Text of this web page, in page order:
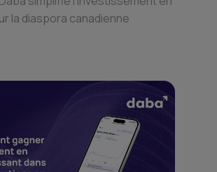
la diaspora canadienne